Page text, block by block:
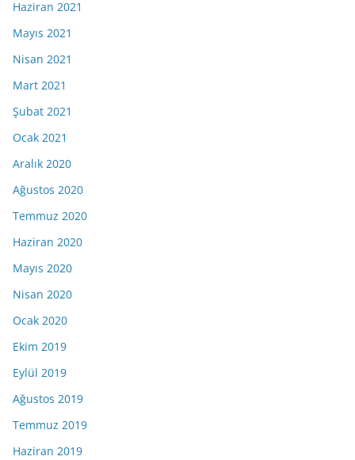
Haziran 2021
Mayıs 2021
Nisan 2021
Mart 2021
Şubat 2021
Ocak 2021
Aralık 2020
Ağustos 2020
Temmuz 2020
Haziran 2020
Mayıs 2020
Nisan 2020
Ocak 2020
Ekim 2019
Eylül 2019
Ağustos 2019
Temmuz 2019
Haziran 2019